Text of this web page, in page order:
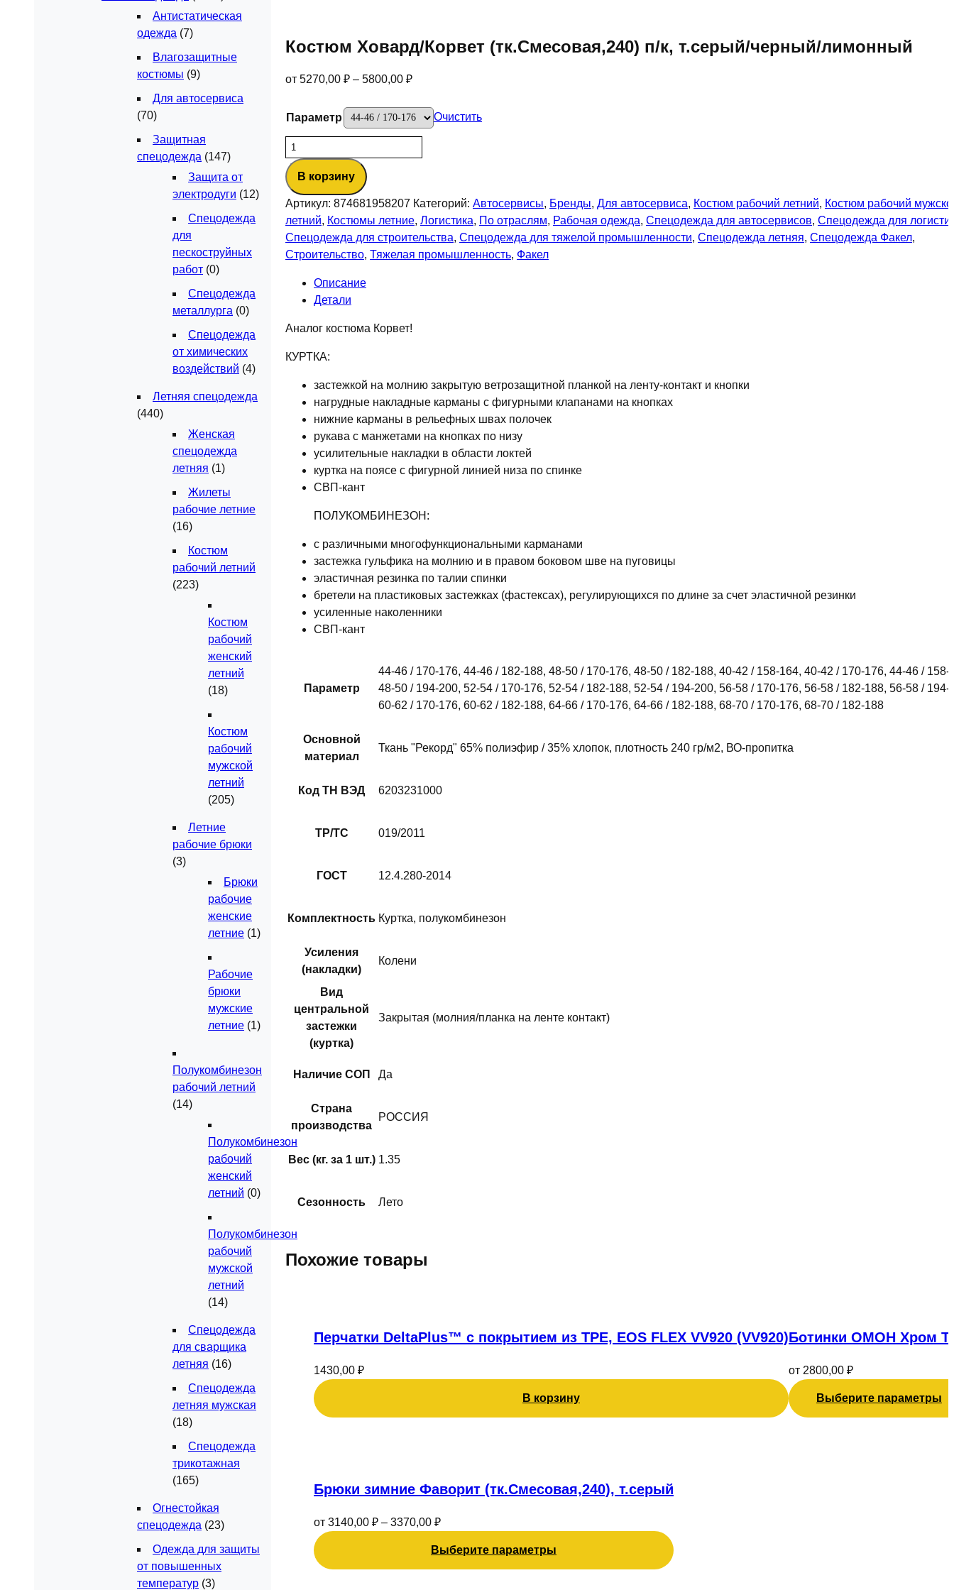
Костюм Ховард/Корвет (тк.Смесовая,240) п/к, т.серый/черный/лимонный
от 5270,00 ₽ – 5800,00 ₽
Параметр Очистить
Количество
товара
Костюм
Ховард/
Корвет
(тк.Смесовая,240)
п/
к,
т.серый/
черный/
В корзину
Артикул: 874681958207 Категорий: Автосервисы, Бренды, Для автосервиса, Костюм рабочий летний, Костюм рабочий
летний, Костюмы летние, Логистика, По отраслям, Рабочая одежда, Спецодежда для автосервисов, Спецодежда для
Спецодежда для строительства, Спецодежда для тяжелой промышленности, Спецодежда летняя, Спецодежда Факел,
Строительство, Тяжелая промышленность, Факел
Описание
Детали
Аналог костюма Корвет!
КУРТКА:
застежкой на молнию закрытую ветрозащитной планкой на ленту-контакт и кнопки
нагрудные накладные карманы с фигурными клапанами на кнопках
нижние карманы в рельефных швах полочек
рукава с манжетами на кнопках по низу
усилительные накладки в области локтей
куртка на поясе с фигурной линией низа по спинке
СВП-кант
ПОЛУКОМБИНЕЗОН:
с различными многофункциональными карманами
застежка гульфика на молнию и в правом боковом шве на пуговицы
эластичная резинка по талии спинки
бретели на пластиковых застежках (фастексах), регулирующихся по длине за счет эластичной резинки
усиленные наколенники
СВП-кант
Параметр
44-46 / 170-176, 44-46 / 182-188, 48-50 / 170-176, 48-50 / 182-188, 40-42 / 158-164, 40-42 / 170-176, 44-46 / 158-
48-50 / 194-200, 52-54 / 170-176, 52-54 / 182-188, 52-54 / 194-200, 56-58 / 170-176, 56-58 / 182-188, 56-58 / 194-
60-62 / 170-176, 60-62 / 182-188, 64-66 / 170-176, 64-66 / 182-188, 68-70 / 170-176, 68-70 / 182-188
Основной
материал
Ткань "Рекорд" 65% полиэфир / 35% хлопок, плотность 240 гр/м2, ВО-пропитка
Код ТН ВЭД 6203231000
ТР/ТС 019/2011
ГОСТ 12.4.280-2014
Комплектность Куртка, полукомбинезон
Усиления
(накладки)
Колени
Вид
центральной
застежки
(куртка)
Закрытая (молния/планка на ленте контакт)
Наличие СОП Да
Страна
производства
РОССИЯ
Вес (кг. за 1 шт.) 1.35
Сезонность Лето
Похожие товары
Перчатки DeltaPlus™ с покрытием из TPE, EOS FLEX VV920 (VV920)
1430,00 ₽
В корзину
Ботинки ОМОН Хром
от 2800,00 ₽
Выберите параметры
несколько
Опции
можно
выбрать
Брюки зимние Фаворит (тк.Смесовая,240), т.серый
от 3140,00 ₽ – 3370,00 ₽
Выберите параметры
несколько
Опции
можно
выбрать
Антистатическая
одежда (7)
Влагозащитные
костюмы (9)
Для автосервиса
(70)
Защитная
спецодежда (147)
Защита от
электродуги (12)
Спецодежда
для
пескоструйных
работ (0)
Спецодежда
металлурга (0)
Спецодежда
от химических
воздействий (4)
Летняя спецодежда
(440)
Женская
спецодежда
летняя (1)
Жилеты
рабочие летние
(16)
Костюм
рабочий летний
(223)
Костюм
рабочий
женский
летний
(18)
Костюм
рабочий
мужской
летний
(205)
Летние
рабочие брюки
(3)
Брюки
рабочие
женские
летние (1)
Рабочие
брюки
мужские
летние (1)
Полукомбинезон
рабочий летний
(14)
Полукомбинезон
рабочий
женский
летний (0)
Полукомбинезон
рабочий
мужской
летний
(14)
Спецодежда
для сварщика
летняя (16)
Спецодежда
летняя мужская
(18)
Спецодежда
трикотажная
(165)
Огнестойкая
спецодежда (23)
Одежда для защиты
от повышенных
температур (3)